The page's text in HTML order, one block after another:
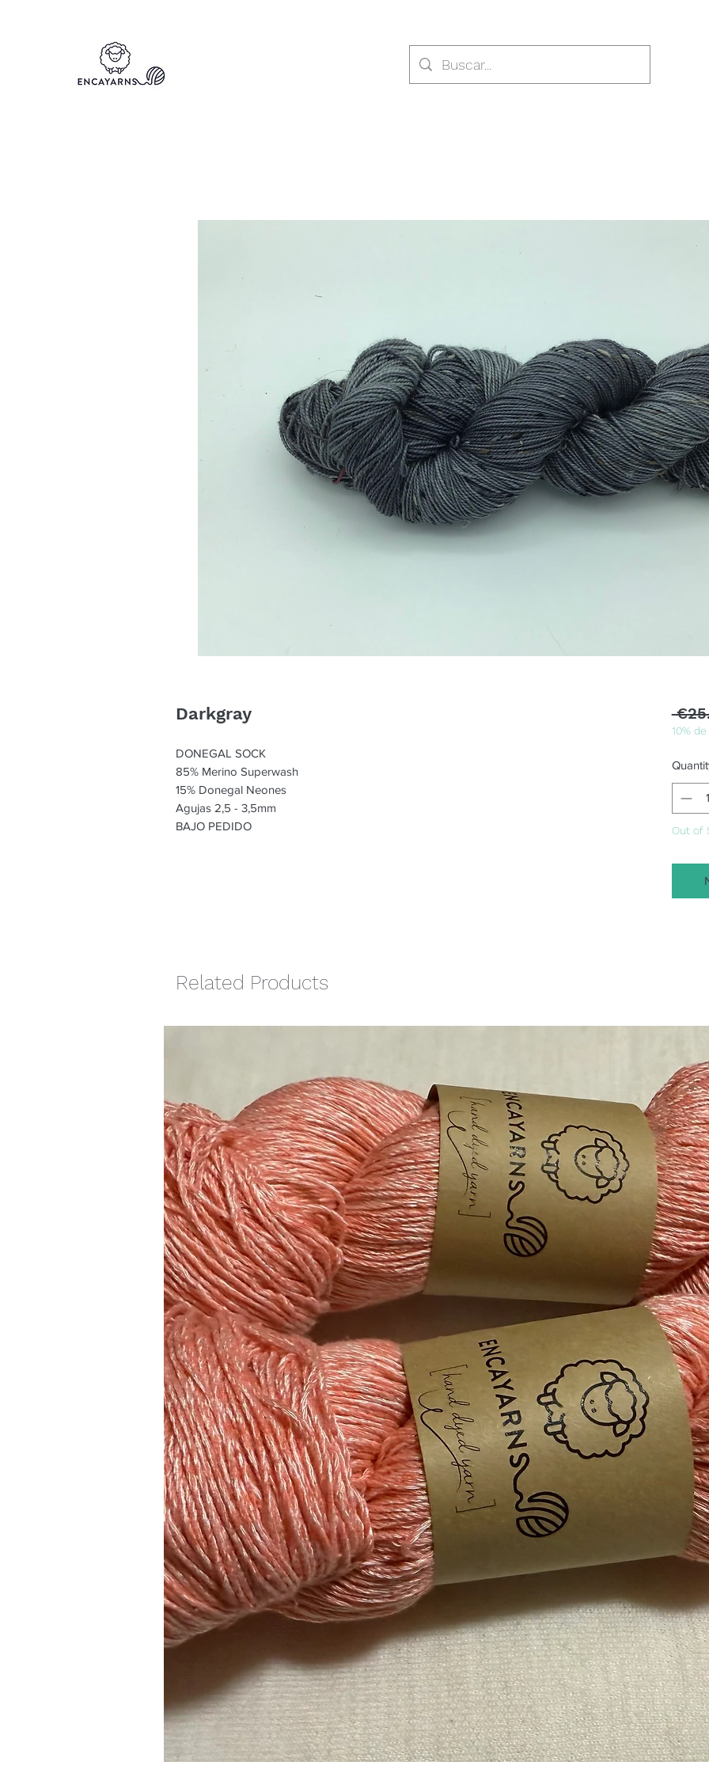
Darkgray
DONEGAL SOCK
85% Merino Superwash
15% Donegal Neones
Agujas 2,5 - 3,5mm
BAJO PEDIDO
10%
Out of
Related Products